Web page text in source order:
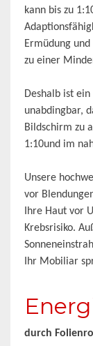
kann bis zu
Ermüdung
zu einer
Deshalb ist
unabdingbar,
Bildschirm zu
1:10und im
Unsere
vor
Ihre Haut vor
Krebsrisiko.
Ihr Mobiliar
durch